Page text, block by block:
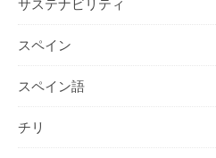
サステナビリティ
スペイン
スペイン語
チリ